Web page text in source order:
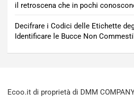
il retroscena che in pochi
Decifrare i Codici delle Etichette
Identificare le Bucce Non
Ecoo.it di proprietà di DMM